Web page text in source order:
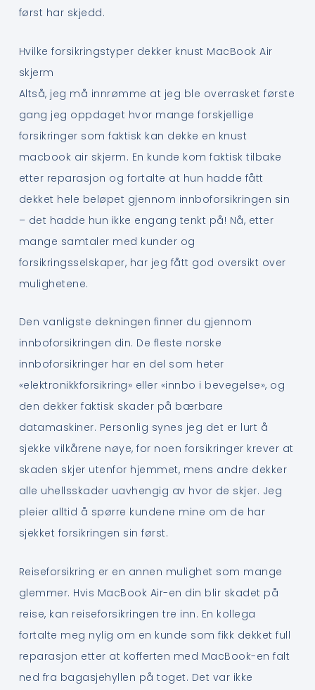
først har skjedd.
Hvilke forsikringstyper dekker knust MacBook Air
skjerm
Altså, jeg må innrømme at jeg ble overrasket første
gang jeg oppdaget hvor mange forskjellige
forsikringer som faktisk kan dekke en knust
macbook air skjerm. En kunde kom faktisk tilbake
etter reparasjon og fortalte at hun hadde fått
dekket hele beløpet gjennom innboforsikringen sin
– det hadde hun ikke engang tenkt på! Nå, etter
mange samtaler med kunder og
forsikringsselskaper, har jeg fått god oversikt over
mulighetene.
Den vanligste dekningen finner du gjennom
innboforsikringen din. De fleste norske
innboforsikringer har en del som heter
«elektronikkforsikring» eller «innbo i bevegelse», og
den dekker faktisk skader på bærbare
datamaskiner. Personlig synes jeg det er lurt å
sjekke vilkårene nøye, for noen forsikringer krever at
skaden skjer utenfor hjemmet, mens andre dekker
alle uhellsskader uavhengig av hvor de skjer. Jeg
pleier alltid å spørre kundene mine om de har
sjekket forsikringen sin først.
Reiseforsikring er en annen mulighet som mange
glemmer. Hvis MacBook Air-en din blir skadet på
reise, kan reiseforsikringen tre inn. En kollega
fortalte meg nylig om en kunde som fikk dekket full
reparasjon etter at kofferten med MacBook-en falt
ned fra bagasjehyllen på toget. Det var ikke